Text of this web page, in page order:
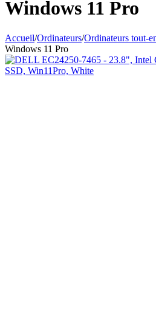
Windows 11 Pro
Accueil/Ordinateurs/Ordinateurs tout-
Windows 11 Pro